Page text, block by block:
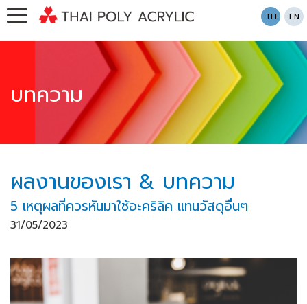
TH EN
บทความ
ผลงานของเรา & บทความ
5 เหตุผลที่ควรหันมาใช้อะคริลิค แทนวัสดุอื่นๆ
31/05/2023